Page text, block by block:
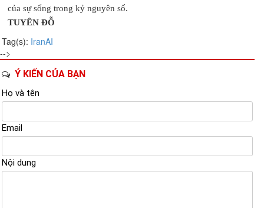
của sự sống trong kỷ nguyên số.
TUYÊN ĐỖ
Tag(s): IranAI
-->
Ý KIẾN CỦA BẠN
Họ và tên
Email
Nội dung